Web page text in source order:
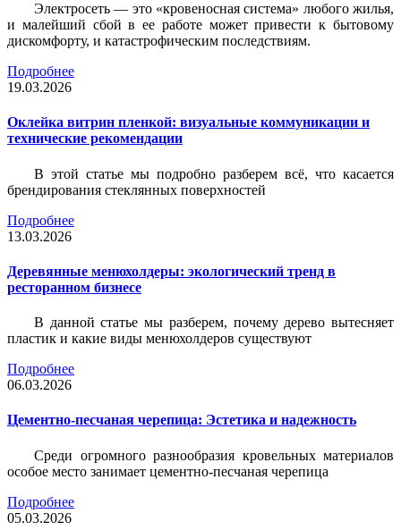
Электросеть — это «кровеносная система» любого жилья,
и малейший сбой в ее работе может привести к бытовому
дискомфорту, и катастрофическим последствиям.
Подробнее
19.03.2026
Оклейка витрин пленкой: визуальные коммуникации и
технические рекомендации
В этой статье мы подробно разберем всё, что касается
брендирования стеклянных поверхностей
Подробнее
13.03.2026
Деревянные менюхолдеры: экологический тренд в
ресторанном бизнесе
В данной статье мы разберем, почему дерево вытесняет
пластик и какие виды менюхолдеров существуют
Подробнее
06.03.2026
Цементно-песчаная черепица: Эстетика и надежность
Среди огромного разнообразия кровельных материалов
особое место занимает цементно-песчаная черепица
Подробнее
05.03.2026